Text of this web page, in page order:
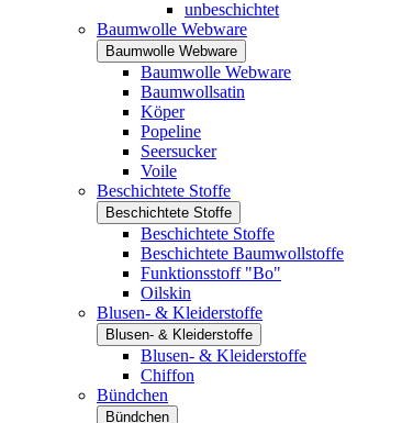
unbeschichtet
Baumwolle Webware
Baumwolle Webware
Baumwolle Webware
Baumwollsatin
Köper
Popeline
Seersucker
Voile
Beschichtete Stoffe
Beschichtete Stoffe
Beschichtete Stoffe
Beschichtete Baumwollstoffe
Funktionsstoff "Bo"
Oilskin
Blusen- & Kleiderstoffe
Blusen- & Kleiderstoffe
Blusen- & Kleiderstoffe
Chiffon
Bündchen
Bündchen